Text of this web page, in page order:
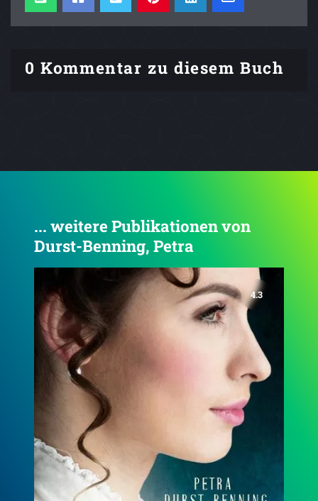
0 Kommentar zu diesem Buch
... weitere Publikationen von
Durst-Benning, Petra
4.2